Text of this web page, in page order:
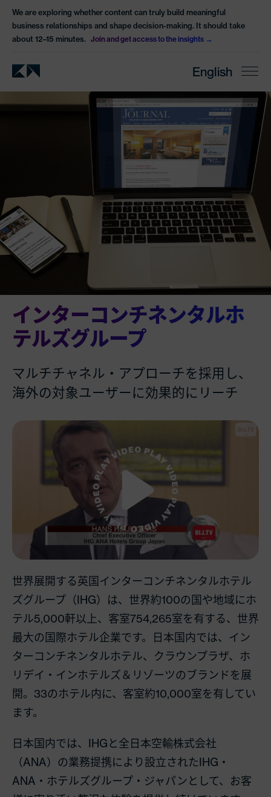
We are exploring whether content can truly build meaningful
business relationships and shape decision-making. It should take
about 12–15 minutes. Join and get access to the insights
English
インターコンチネンタルホ
テルズグループ
マルチチャネル・アプローチを採用し、
海外の対象ユーザーに効果的にリーチ
Watch Video
世界展開する英国インターコンチネンタルホテル
ズグループ（IHG）は、世界約100の国や地域にホ
テル5,000軒以上、客室754,265室を有する、世界
最大の国際ホテル企業です。日本国内では、イン
ターコンチネンタルホテル、クラウンプラザ、ホ
リデイ・インホテルズ＆リゾーツのブランドを展
開。 33のホテル内に、客室約10,000室を有してい
ます。
日本国内では、 IHGと全日本空輸株式会社
（ANA）の業務提携により設立されたIHG ・
ANA ・ホテルズグループ・ジャパンとして、お客